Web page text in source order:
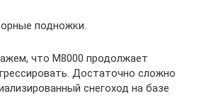
подножки.
что М8000 продолжает
Достаточно сложно
снегоход на базе